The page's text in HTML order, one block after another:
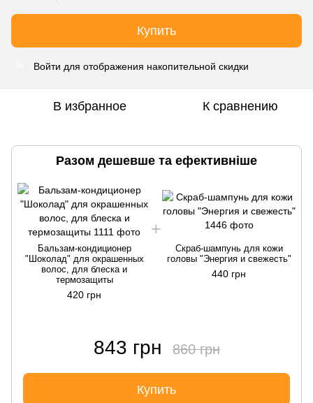
Купить
Войти для отображения накопительной скидки
В избранное К сравнению
Разом дешевше та ефективніше
Бальзам-кондиционер
"Шоколад" для окрашенных
волос, для блеска и
термозащиты
420 грн
Скраб-шампунь для кожи
головы "Энергия и свежесть"
440 грн
843 грн 860 грн
Купить